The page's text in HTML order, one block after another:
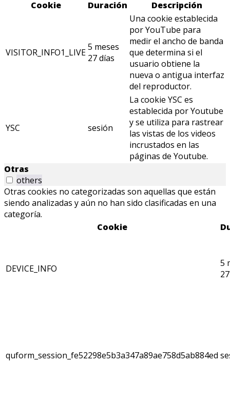
Cookie Duración Descripción
VISITOR_INFO1_LIVE5 meses
27 días
Una cookie establecida
por YouTube para
medir el ancho de banda
que determina si el
usuario obtiene la
nueva o antigua interfaz
del reproductor.
YSC sesión
La cookie YSC es
establecida por Youtube
y se utiliza para rastrear
las vistas de los videos
incrustados en las
páginas de Youtube.
Otras
others
Otras cookies no categorizadas son aquellas que están
siendo analizadas y aún no han sido clasificadas en una
categoría.
Cookie
DEVICE_INFO
5
quform_session_fe52298e5b3a347a89ae758d5ab884ed